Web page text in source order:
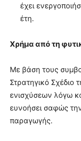
έχει
έτη.
Χρήµα από τη
Με βάση τους
Στρατηγικό
ενισχύσεων λόγω
ευνοήσει σαφώς
παραγωγής.